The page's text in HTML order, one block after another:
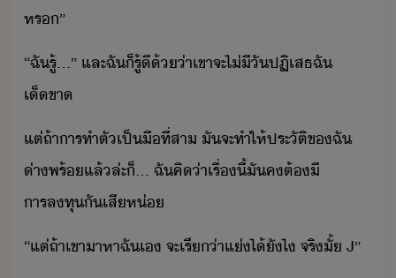
หร​”
“​ฉั​รู้​...​”​ ​และ​ฉั​็​รู้ี​้่า​เขา​จะ​ไ่ีั​ปฏิเสธ​ฉั​
เ็ขา
แต่​ถ้า​าร​ทำตั​เป็​ืที่สา​ ​ั​จะ​ทำให้​ประัติ​ข​ฉั​
่าพร้​แล้​ล่ะ​็​...​ ​ฉั​คิ​่า​เรื่​ี้​ั​ค​ต้​ี​
ารลทุ​ั​เสีห่
“​แต่​ถ้า​เขา​าหา​ฉั​เ​ ​จะ​เรี่า​แ่​ไ้​ัไ​ ​จริ​ั้​ ​J​”